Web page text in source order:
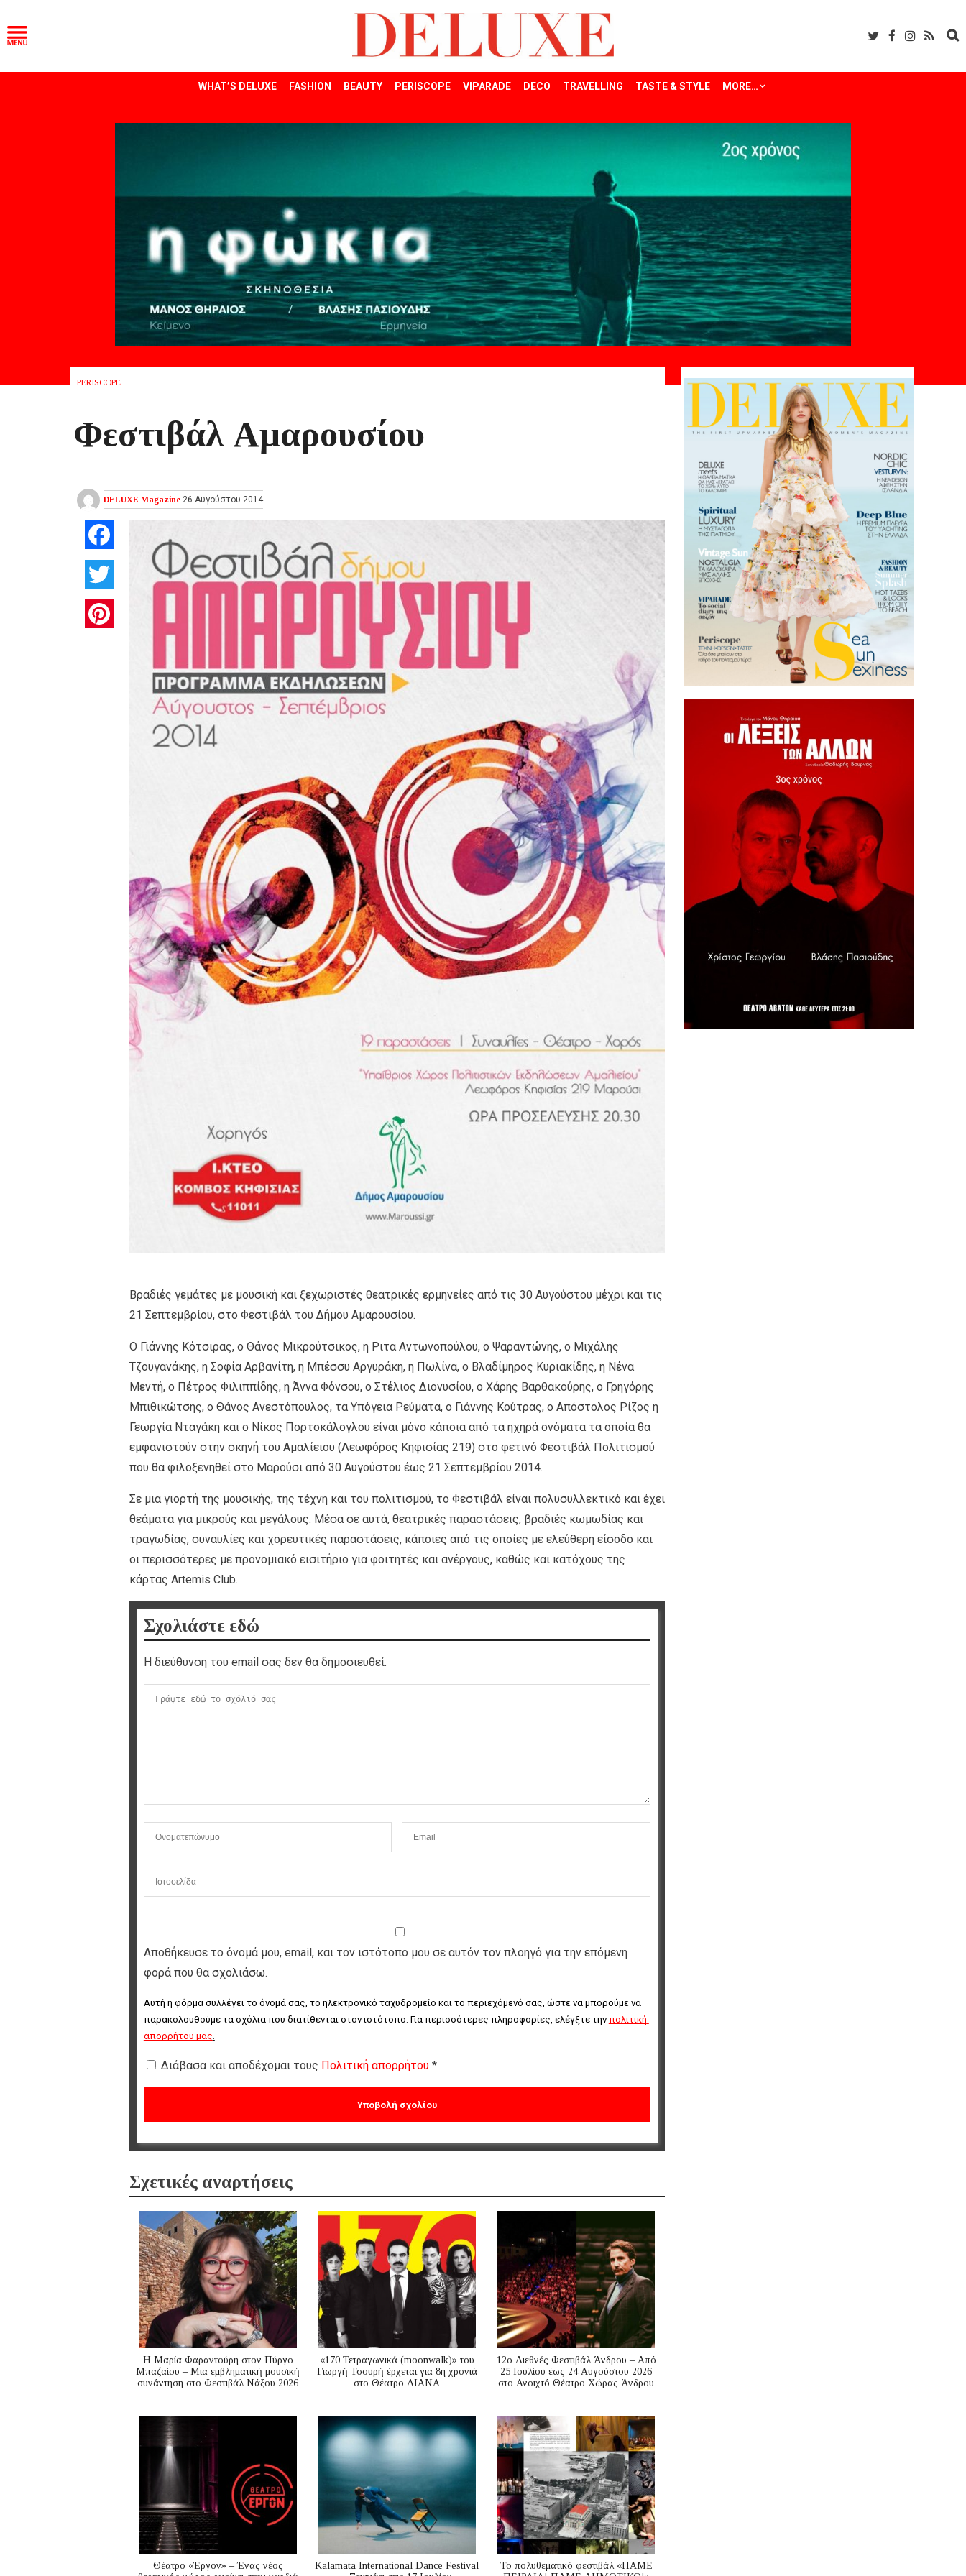
WHAT’S DELUXE FASHION BEAUTY PERISCOPE VIPARADE DECO TRAVELLING TASTE & STYLE MORE…
PERISCOPE
Φεστιβάλ Αμαρουσίου
DELUXE Magazine 26 Αυγούστου 2014
Βραδιές γεμάτες με μουσική και ξεχωριστές θεατρικές ερμηνείες από τις 30 Αυγούστου μέχρι και τις
21 Σεπτεμβρίου, στο Φεστιβάλ του Δήμου Αμαρουσίου.
Ο Γιάννης Κότσιρας, ο Θάνος Μικρούτσικος, η Ριτα Αντωνοπούλου, ο Ψαραντώνης, ο Μιχάλης
Τζουγανάκης, η Σοφία Αρβανίτη, η Μπέσσυ Αργυράκη, η Πωλίνα, ο Βλαδίμηρος Κυριακίδης, η Νένα
Μεντή, ο Πέτρος Φιλιππίδης, η Άννα Φόνσου, ο Στέλιος Διονυσίου, ο Χάρης Βαρθακούρης, ο Γρηγόρης
Μπιθικώτσης, ο Θάνος Ανεστόπουλος, τα Υπόγεια Ρεύματα, ο Γιάννης Κούτρας, ο Απόστολος Ρίζος η
Γεωργία Νταγάκη και ο Νίκος Πορτοκάλογλου είναι μόνο κάποια από τα ηχηρά ονόματα τα οποία θα
εμφανιστούν στην σκηνή του Αμαλίειου (Λεωφόρος Κηφισίας 219) στο φετινό Φεστιβάλ Πολιτισμού
που θα φιλοξενηθεί στο Μαρούσι από 30 Αυγούστου έως 21 Σεπτεμβρίου 2014.
Σε μια γιορτή της μουσικής, της τέχνη και του πολιτισμού, το Φεστιβάλ είναι πολυσυλλεκτικό και έχει
θεάματα για μικρούς και μεγάλους. Μέσα σε αυτά, θεατρικές παραστάσεις, βραδιές κωμωδίας και
τραγωδίας, συναυλίες και χορευτικές παραστάσεις, κάποιες από τις οποίες με ελεύθερη είσοδο και
οι περισσότερες με προνομιακό εισιτήριο για φοιτητές και ανέργους, καθώς και κατόχους της
κάρτας Artemis Club.
Σχολιάστε εδώ
Η διεύθυνση του email σας δεν θα δημοσιευθεί.
Αποθήκευσε το όνομά μου, email, και τον ιστότοπο μου σε αυτόν τον πλοηγό για την επόμενη
φορά που θα σχολιάσω.
Αυτή η φόρμα συλλέγει το όνομά σας, το ηλεκτρονικό ταχυδρομείο και το περιεχόμενό σας, ώστε να μπορούμε να
παρακολουθούμε τα σχόλια που διατίθενται στον ιστότοπο. Για περισσότερες πληροφορίες, ελέγξτε την πολιτική
απορρήτου μας
Διάβασα και αποδέχομαι τους Πολιτική απορρήτου *
Σχετικές αναρτήσεις
Η Μαρία Φαραντούρη στον Πύργο
Μπαζαίου – Μια εμβληματική μουσική
συνάντηση στο Φεστιβάλ Νάξου 2026
«170 Τετραγωνικά (moonwalk)» του
Γιωργή Τσουρή έρχεται για 8η χρονιά
στο Θέατρο ΔΙΑΝΑ
12ο Διεθνές Φεστιβάλ Άνδρου – Από
25 Ιουλίου έως 24 Αυγούστου 2026
στο Ανοιχτό Θέατρο Χώρας Άνδρου
Θέατρο «Έργον» – Ένας νέος
Kalamata International Dance Festival
Το πολυθεματικό φεστιβάλ «ΠΑΜΕ